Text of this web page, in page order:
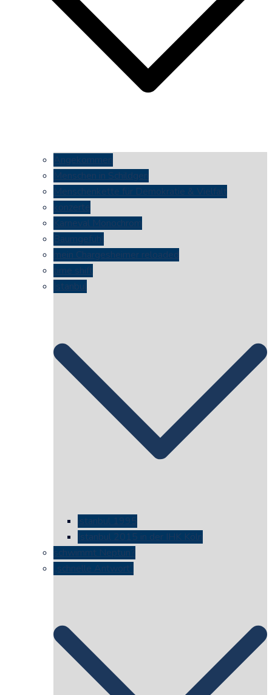
Angekommen
Menschen in Schildgen
Menschenkette für Demokratie & Vielfalt
konzerte
Karneval Monochrom
Baumgefühl
mein Chargesheimer reloaded
time shift
Istanbul
istanbul 1995
Istanbul 2015 in der IHK Köln
schwimmt Neptun?
„schnelle Antwort“